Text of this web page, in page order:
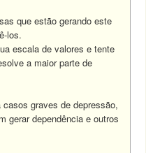
que estão gerando este
los.
escala de valores e tente
a maior parte de
graves de depressão,
gerar dependência e outros